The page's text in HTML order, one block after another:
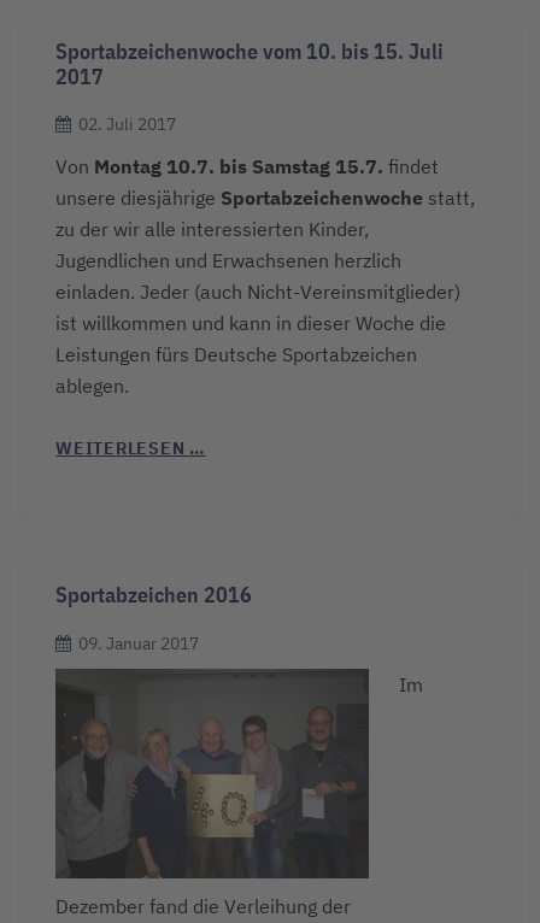
Sportabzeichenwoche vom 10. bis 15. Juli
2017
02. Juli 2017
Von Montag 10.7. bis Samstag 15.7. findet
unsere diesjährige Sportabzeichenwoche statt,
zu der wir alle interessierten Kinder,
Jugendlichen und Erwachsenen herzlich
einladen. Jeder (auch Nicht-Vereinsmitglieder)
ist willkommen und kann in dieser Woche die
Leistungen fürs Deutsche Sportabzeichen
ablegen.
WEITERLESEN …
Sportabzeichen 2016
09. Januar 2017
Im
Dezember fand die Verleihung der